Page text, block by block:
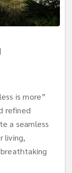
is more”
refined
a seamless
living,